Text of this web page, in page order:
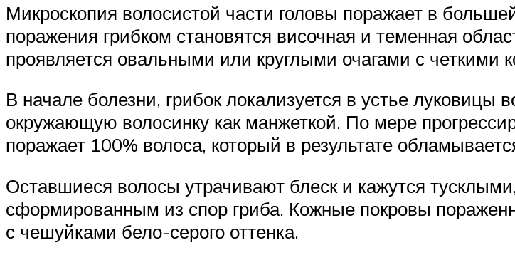
Микроскопия волосистой части головы поражает в
поражения грибком становятся височная и теменная
проявляется овальными или круглыми очагами с четкими
В начале болезни, грибок локализуется в устье
окружающую волосинку как манжеткой. По мере
поражает 100% волоса, который в результате
Оставшиеся волосы утрачивают блеск и кажутся
сформированным из спор гриба. Кожные покровы
с чешуйками бело-серого оттенка.